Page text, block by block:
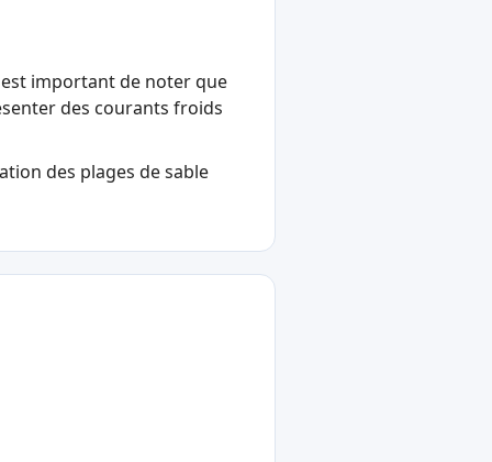
important de noter que
des courants froids
des plages de sable